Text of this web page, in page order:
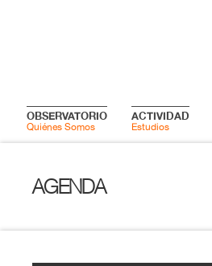
OBSERVATORIO
Quiénes Somos
ACTIVIDAD
Estudios
AGENDA